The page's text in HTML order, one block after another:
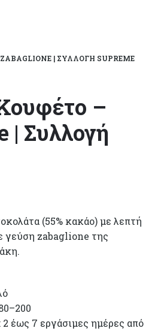
| ΣΥΛΛΟΓΉ SUPREME
–
| Συλλογή
(55% κακάο) με λεπτή
γεύση zabaglione της
: 2 έως 7 εργάσιμες ημέρες από